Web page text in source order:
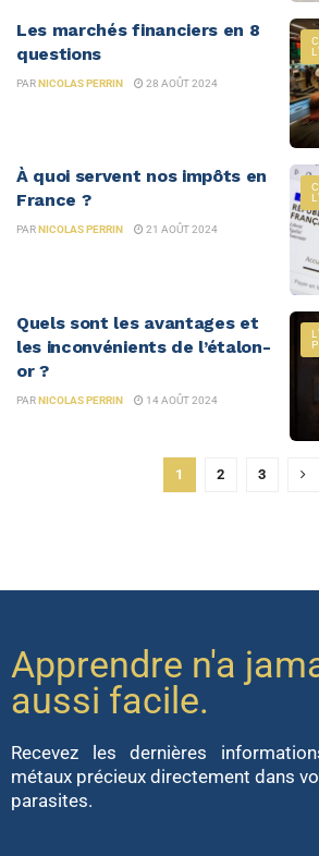
Les marchés financiers en 8
questions
PARNICOLAS PERRIN 28 AOÛT 2024
À quoi servent nos impôts en
France ?
PARNICOLAS PERRIN 21 AOÛT 2024
Quels sont les avantages et
les inconvénients de l’étalon-
or ?
PARNICOLAS PERRIN 14 AOÛT 2024
1 2 3
Apprendre n'a
aussi facile.
Recevez les dernières
métaux précieux directement dans
parasites.